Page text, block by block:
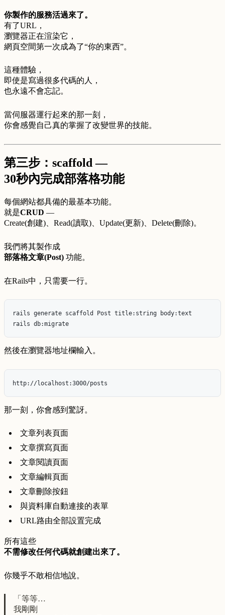
你製作的服務活過來了。
有了URL，
瀏覽器正在渲染它，
網頁空間第一次成為了“你的東西”。
這種體驗，
即使是寫過很多代碼的人，
也永遠不會忘記。
當伺服器運行起來的那一刻，
你會感覺自己真的掌握了改變世界的技能。
第三步：scaffold —
30秒內完成部落格功能
每個網站都具備的最基本功能。
就是CRUD —
Create(創建)、Read(讀取)、Update(更新)、Delete(刪除)。
我們將其製作成
部落格文章(Post) 功能。
在Rails中，只需要一行。
rails generate scaffold Post title:string body:text
然後在瀏覽器地址欄輸入。
那一刻，你會感到驚訝。
文章列表頁面
文章撰寫頁面
文章閱讀頁面
文章編輯頁面
文章刪除按鈕
與資料庫自動連接的表單
URL路由全部設置完成
所有這些
不需修改任何代碼就創建出來了。
你幾乎不敢相信地說。
「等等…
我剛剛